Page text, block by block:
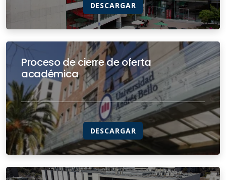
DESCARGAR
Proceso de cierre de oferta
académica
DESCARGAR